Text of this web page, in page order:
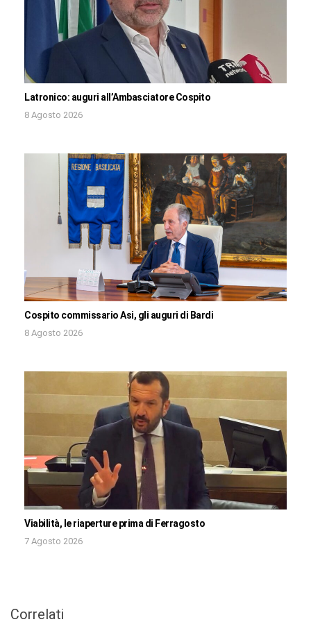
Latronico: auguri all’Ambasciatore Cospito
8 Agosto 2026
Cospito commissario Asi, gli auguri di Bardi
8 Agosto 2026
Viabilità, le riaperture prima di Ferragosto
7 Agosto 2026
Correlati